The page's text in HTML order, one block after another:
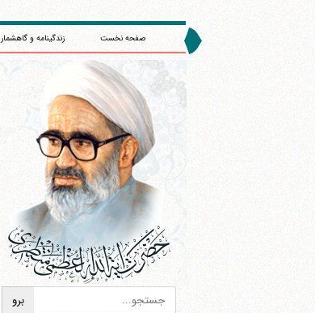
صفحه نخست زندگینامه و گاهشمار